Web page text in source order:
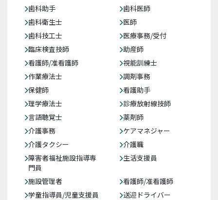
歯科助手
歯科医師
歯科衛生士
医師
歯科技工士
医療事務/受付
臨床検査技師
助産師
看護師/准看護師
視能訓練士
作業療法士
調剤事務
保健師
看護助手
理学療法士
診療放射線技師
言語聴覚士
薬剤師
介護事務
ケアマネジャー
介護タクシー
介護職
障害者福祉施設指導専
門員
生活支援員
施設管理者
看護師/准看護師
学童指導員/児童支援員
送迎ドライバー